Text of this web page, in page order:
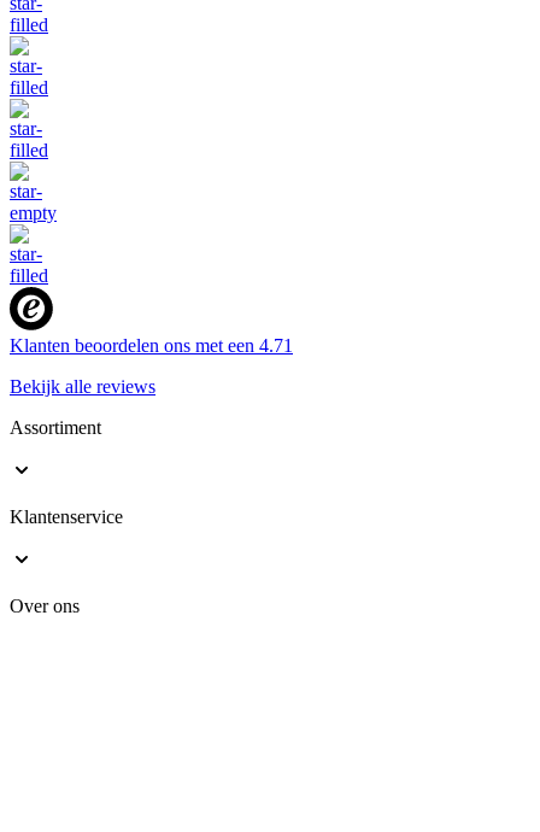
Klanten beoordelen ons met een 4.71
Bekijk alle reviews
Assortiment
Klantenservice
Over ons